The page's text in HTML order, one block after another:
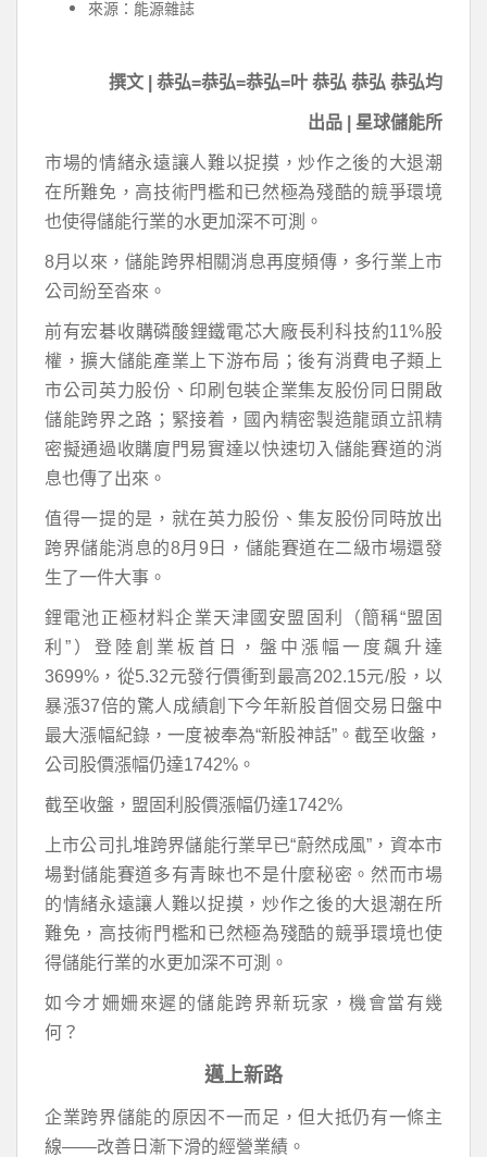
來源：能源雜誌
撰文 | 恭弘=恭弘=恭弘=叶 恭弘 恭弘 恭弘均
出品 | 星球儲能所
市場的情緒永遠讓人難以捉摸，炒作之後的大退潮
在所難免，高技術門檻和已然極為殘酷的競爭環境
也使得儲能行業的水更加深不可測。
8月以來，儲能跨界相關消息再度頻傳，多行業上市
公司紛至沓來。
前有宏碁收購磷酸鋰鐵電芯大廠長利科技約11%股
權，擴大儲能產業上下游布局；後有消費电子類上
市公司英力股份、印刷包裝企業集友股份同日開啟
儲能跨界之路；緊接着，國內精密製造龍頭立訊精
密擬通過收購廈門易實達以快速切入儲能賽道的消
息也傳了出來。
值得一提的是，就在英力股份、集友股份同時放出
跨界儲能消息的8月9日，儲能賽道在二級市場還發
生了一件大事。
鋰電池正極材料企業天津國安盟固利（簡稱“盟固
利”）登陸創業板首日，盤中漲幅一度飆升達
3699%，從5.32元發行價衝到最高202.15元/股，以
暴漲37倍的驚人成績創下今年新股首個交易日盤中
最大漲幅紀錄，一度被奉為“新股神話”。截至收盤，
公司股價漲幅仍達1742%。
截至收盤，盟固利股價漲幅仍達1742%
上市公司扎堆跨界儲能行業早已“蔚然成風”，資本市
場對儲能賽道多有青睞也不是什麼秘密。然而市場
的情緒永遠讓人難以捉摸，炒作之後的大退潮在所
難免，高技術門檻和已然極為殘酷的競爭環境也使
得儲能行業的水更加深不可測。
如今才姍姍來遲的儲能跨界新玩家，機會當有幾
何？
邁上新路
企業跨界儲能的原因不一而足，但大抵仍有一條主
線——改善日漸下滑的經營業績。